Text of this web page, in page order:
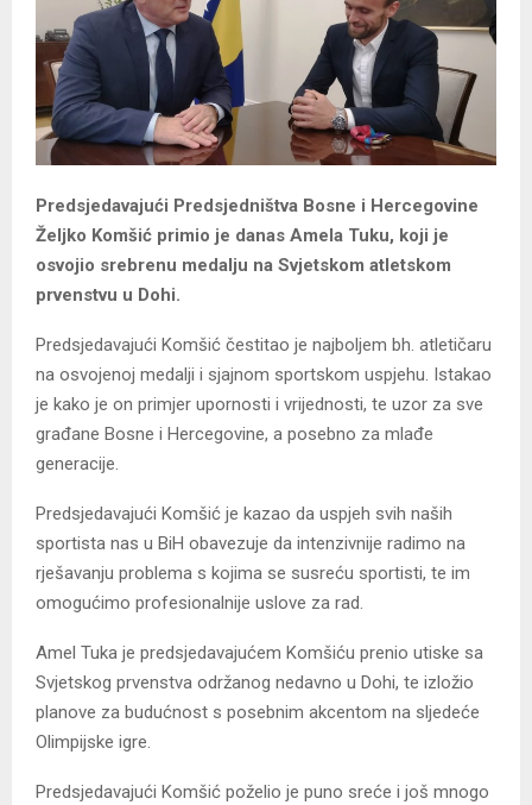
Predsjedavajući Predsjedništva Bosne i Hercegovine
Željko Komšić primio je danas Amela Tuku, koji je
osvojio srebrenu medalju na Svjetskom atletskom
prvenstvu u Dohi.
Predsjedavajući Komšić čestitao je najboljem bh. atletičaru
na osvojenoj medalji i sjajnom sportskom uspjehu. Istakao
je kako je on primjer upornosti i vrijednosti, te uzor za sve
građane Bosne i Hercegovine, a posebno za mlađe
generacije.
Predsjedavajući Komšić je kazao da uspjeh svih naših
sportista nas u BiH obavezuje da intenzivnije radimo na
rješavanju problema s kojima se susreću sportisti, te im
omogućimo profesionalnije uslove za rad.
Amel Tuka je predsjedavajućem Komšiću prenio utiske sa
Svjetskog prvenstva održanog nedavno u Dohi, te izložio
planove za budućnost s posebnim akcentom na sljedeće
Olimpijske igre.
Predsjedavajući Komšić poželio je puno sreće i još mnogo